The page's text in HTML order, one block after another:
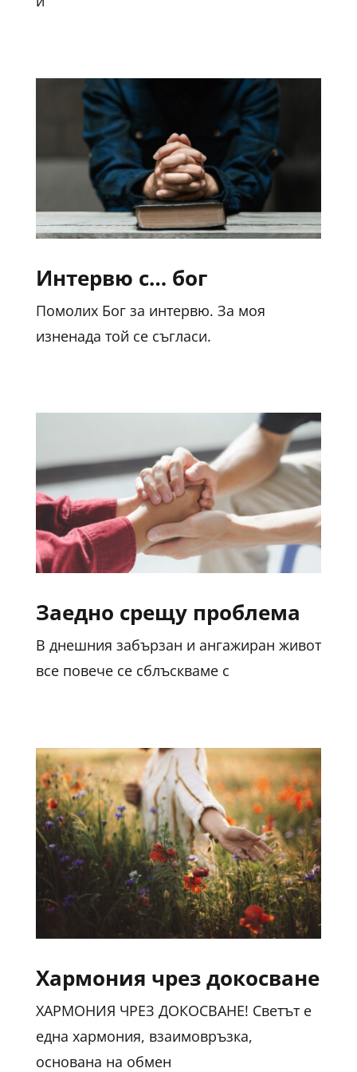
Интервю с… бог
Помолих Бог за интервю. За моя
изненада той се съгласи.
Заедно срещу проблема
В днешния забързан и ангажиран живот
все повече се сблъскваме с
Хармония чрез докосване
ХАРМОНИЯ ЧРЕЗ ДОКОСВАНЕ! Светът е
една хармония, взаимовръзка,
основана на обмен